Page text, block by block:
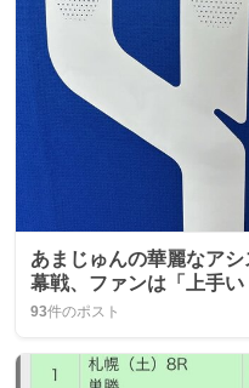
あまじゅんの華麗なア
幕戦、ファンは「上手
93件のポスト